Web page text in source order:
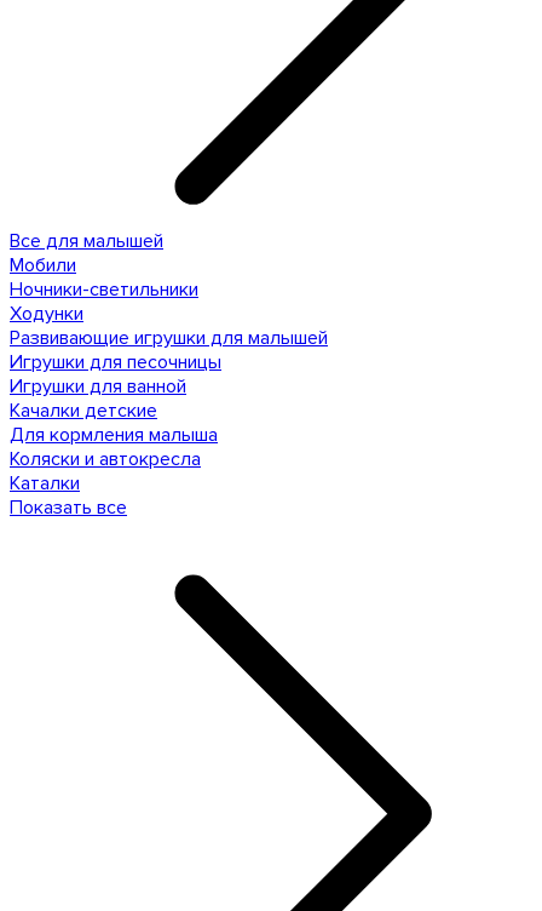
Все для малышей
Мобили
Ночники-светильники
Ходунки
Развивающие игрушки для малышей
Игрушки для песочницы
Игрушки для ванной
Качалки детские
Для кормления малыша
Коляски и автокресла
Каталки
Показать все